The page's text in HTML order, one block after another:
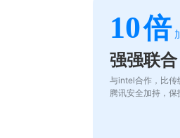
10倍
强强联
与intel合作，比传
腾讯安全加持，保